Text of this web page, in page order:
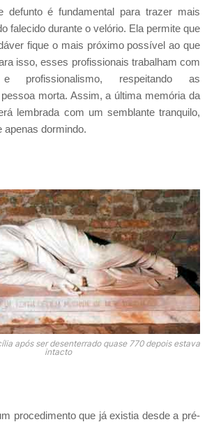
defunto é fundamental para trazer mais
falecido durante o velório. Ela permite que
fique o mais próximo possível ao que
isso, esses profissionais trabalham com
profissionalismo, respeitando as
morta. Assim, a última memória da
lembrada com um semblante tranquilo,
dormindo.
após ser desenterrado quase 770 depois estava
intacto
procedimento que já existia desde a pré-